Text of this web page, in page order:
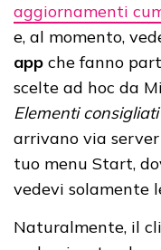
aggiornamenti
e, al momento,
app che fanno
scelte ad hoc da
Elementi consigliati
arrivano via
tuo menu Start,
vedevi solamente
Naturalmente, il